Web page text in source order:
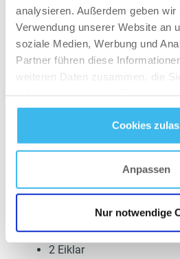
analysieren. Außerdem geben
Verwendung unserer Website an
soziale Medien, Werbung und
Partner führen diese
weiteren Daten zusammen, die
gesammelt haben.
Datenschutz- undCookie-
Cookies
Anpassen
Nur notwendige
Protein-Muffins
70g zarte Haferflocken
20g ISO Whey Zero Apple
80g Magerquark/topfen
2 Eiklar